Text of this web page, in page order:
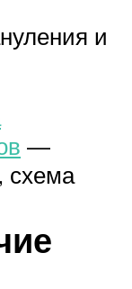
и
—
схема